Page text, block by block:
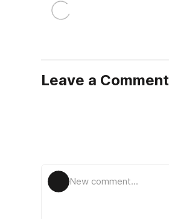
Leave a Comment